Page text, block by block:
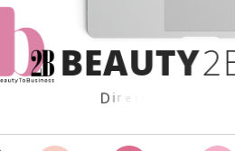
BEAUTY2
Dir e